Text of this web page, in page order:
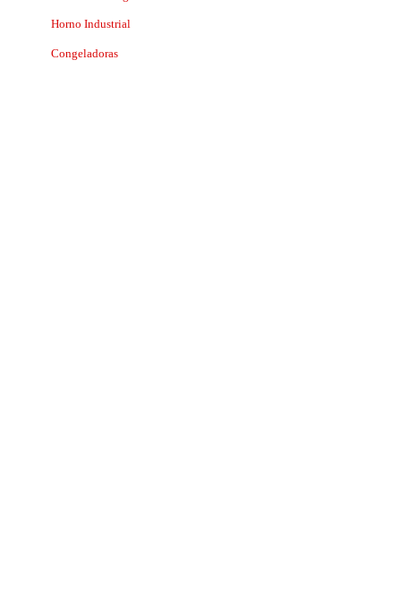
Horno Industrial
Congeladoras